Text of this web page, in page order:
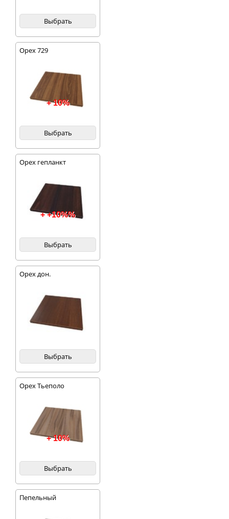
Выбрать
Орех 729
+ 10%
Выбрать
Орех гепланкт
+ +10%%
Выбрать
Орех дон.
Выбрать
Орех Тьеполо
+ 10%
Выбрать
Пепельный